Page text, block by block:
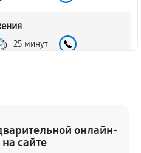
25 минут
ZenFone Live G500TG
онлайн-
сайте